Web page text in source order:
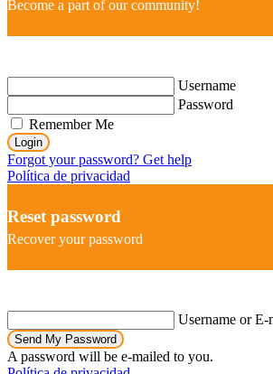
Become a part of our community!
Username
Password
Remember Me
Login
Forgot your password? Get help
Política de privacidad
Reset password
Recover your password
Username or E-
Send My Password
A password will be e-mailed to you.